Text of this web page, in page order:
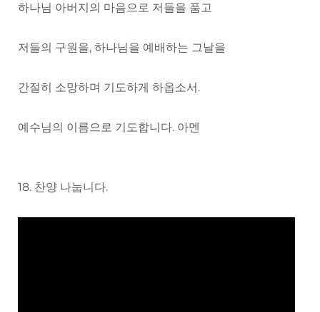
하나님 아버지의 마음으로 저들을 품고
저들의 구원을, 하나님을 예배하는 그날을
간절히 소망하며 기도하게 하옵소서.
예수님의 이름으로 기도합니다. 아멘
18. 찬양 나눕니다.